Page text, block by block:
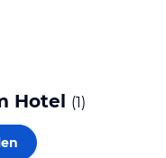
Hotel (1)